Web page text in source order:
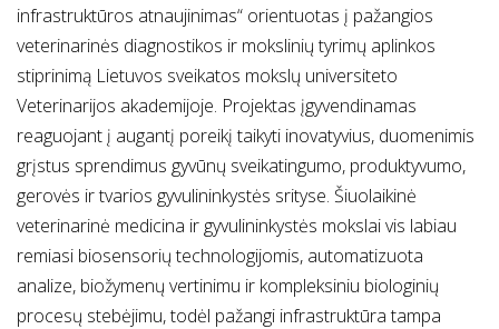
infrastruktūros atnaujinimas“ orientuotas į pažangios
veterinarinės diagnostikos ir mokslinių tyrimų aplinkos
stiprinimą Lietuvos sveikatos mokslų universiteto
Veterinarijos akademijoje. Projektas įgyvendinamas
reaguojant į augantį poreikį taikyti inovatyvius, duomenimis
grįstus sprendimus gyvūnų sveikatingumo, produktyvumo,
gerovės ir tvarios gyvulininkystės srityse. Šiuolaikinė
veterinarinė medicina ir gyvulininkystės mokslai vis labiau
remiasi biosensorių technologijomis, automatizuota
analize, biožymenų vertinimu ir kompleksiniu biologinių
procesų stebėjimu, todėl pažangi infrastruktūra tampa